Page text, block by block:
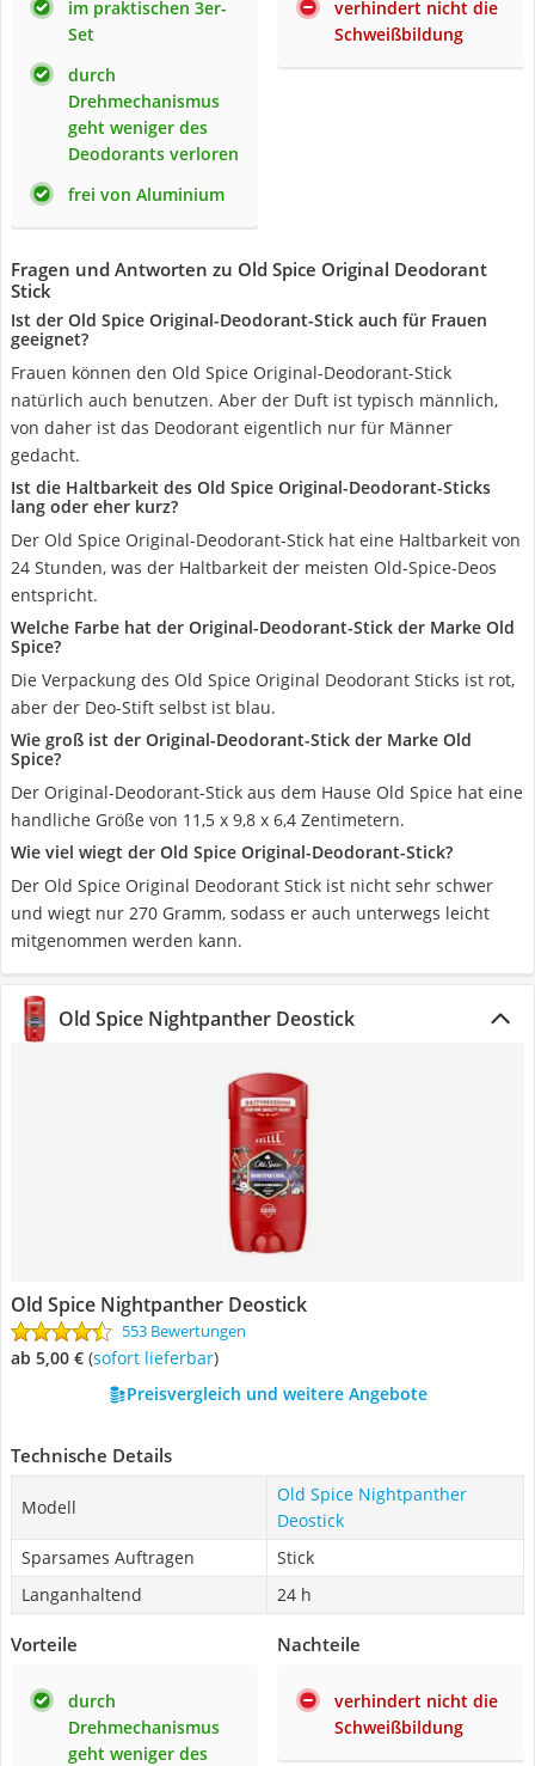
im praktischen 3er-
Set
durch
Drehmechanismus
geht weniger des
Deodorants verloren
frei von Aluminium
verhindert nicht die
Schweißbildung
Fragen und Antworten zu Old Spice Original Deodorant
Stick
Ist der Old Spice Original-Deodorant-Stick auch für Frauen
geeignet?
Frauen können den Old Spice Original-Deodorant-Stick
natürlich auch benutzen. Aber der Duft ist typisch männlich,
von daher ist das Deodorant eigentlich nur für Männer
gedacht.
Ist die Haltbarkeit des Old Spice Original-Deodorant-Sticks
lang oder eher kurz?
Der Old Spice Original-Deodorant-Stick hat eine Haltbarkeit von
24 Stunden, was der Haltbarkeit der meisten Old-Spice-Deos
entspricht.
Welche Farbe hat der Original-Deodorant-Stick der Marke Old
Spice?
Die Verpackung des Old Spice Original Deodorant Sticks ist rot,
aber der Deo-Stift selbst ist blau.
Wie groß ist der Original-Deodorant-Stick der Marke Old
Spice?
Der Original-Deodorant-Stick aus dem Hause Old Spice hat eine
handliche Größe von 11,5 x 9,8 x 6,4 Zentimetern.
Wie viel wiegt der Old Spice Original-Deodorant-Stick?
Der Old Spice Original Deodorant Stick ist nicht sehr schwer
und wiegt nur 270 Gramm, sodass er auch unterwegs leicht
mitgenommen werden kann.
Old Spice Nightpanther Deostick
Old Spice Nightpanther Deostick
553 Bewertungen
ab 5,00 € ( Sofort lieferbar)
Preisvergleich und weitere Angebote
Technische Details
Modell
Old Spice Nightpanther
Deostick
Sparsames Auftragen
Stick
Langanhaltend
24 h
Vorteile
durch
Drehmechanismus
geht weniger des
Nachteile
verhindert nicht die
Schweißbildung